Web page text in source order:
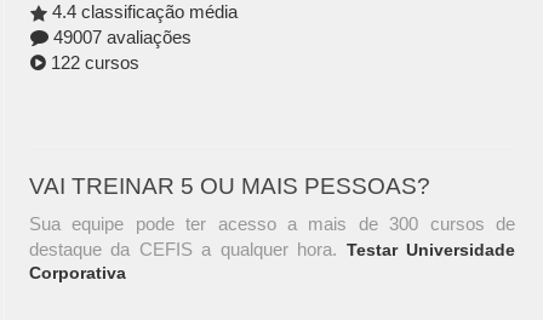
4.4 classificação média
49007 avaliações
122 cursos
VAI TREINAR 5 OU MAIS PESSOAS?
Sua equipe pode ter acesso a mais de 300 cursos de
destaque da CEFIS a qualquer hora. Testar Universidade
Corporativa